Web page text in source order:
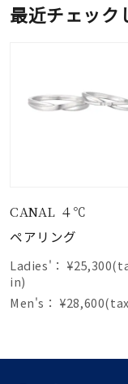
最近チェック
CANAL ４℃
ペアリング
Ladies'：
in)
Men's：